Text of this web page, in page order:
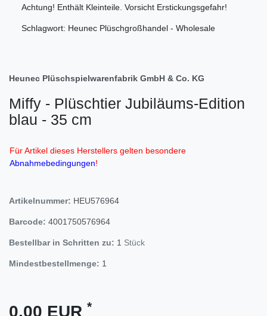
Achtung! Enthält Kleinteile. Vorsicht Erstickungsgefahr!
Schlagwort: Heunec Plüschgroßhandel - Wholesale
Heunec Plüschspielwarenfabrik GmbH & Co. KG
Miffy - Plüschtier Jubiläums-Edition
blau - 35 cm
Für Artikel dieses Herstellers gelten besondere
Abnahmebedingungen!
Artikelnummer: HEU576964
Barcode: 4001750576964
Bestellbar in Schritten zu: 1 Stück
Mindestbestellmenge: 1
0,00 EUR *